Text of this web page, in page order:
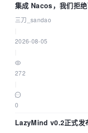
集成 Nacos，我们拒
三刀_sandao
2026-08-05
272
0
LazyMind v0.2正式发